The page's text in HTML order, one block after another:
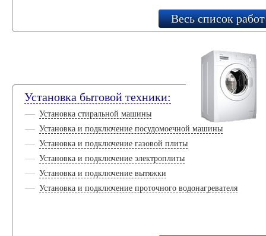
Весь список работ
Установка бытовой техники:
Установка стиральной машины
Установка и подключение посудомоечной машины
Установка и подключение газовой плиты
Установка и подключение электроплиты
Установка и подключение вытяжки
Установка и подключение проточного водонагревателя